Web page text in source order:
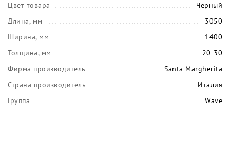
Цвет товара
Черный
Длина, мм
3050
Ширина, мм
1400
Толщина, мм
20-30
Фирма производитель
Santa Margherita
Страна производитель
Италия
Группа
Wave